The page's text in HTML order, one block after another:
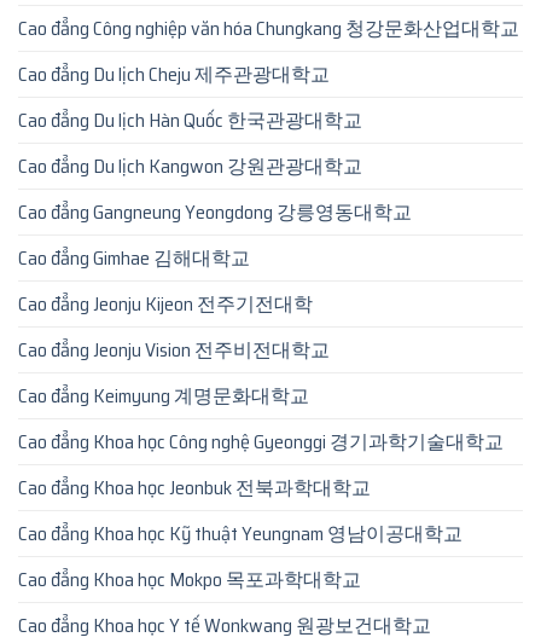
Cao đẳng Công nghiệp văn hóa Chungkang 청강문화산업대학교
Cao đẳng Du lịch Cheju 제주관광대학교
Cao đẳng Du lịch Hàn Quốc 한국관광대학교
Cao đẳng Du lịch Kangwon 강원관광대학교
Cao đẳng Gangneung Yeongdong 강릉영동대학교
Cao đẳng Gimhae 김해대학교
Cao đẳng Jeonju Kijeon 전주기전대학
Cao đẳng Jeonju Vision 전주비전대학교
Cao đẳng Keimyung 계명문화대학교
Cao đẳng Khoa học Công nghệ Gyeonggi 경기과학기술대학교
Cao đẳng Khoa học Jeonbuk 전북과학대학교
Cao đẳng Khoa học Kỹ thuật Yeungnam 영남이공대학교
Cao đẳng Khoa học Mokpo 목포과학대학교
Cao đẳng Khoa học Y tế Wonkwang 원광보건대학교